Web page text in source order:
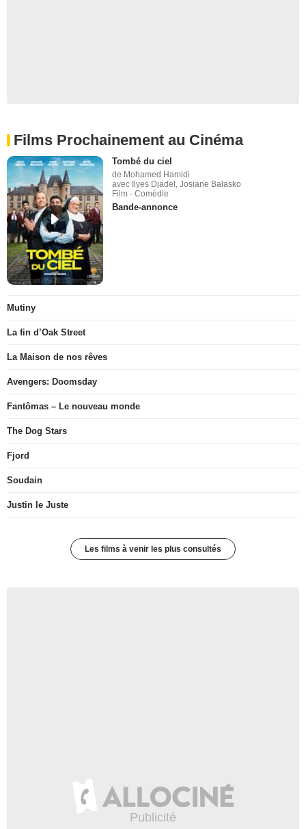
Films Prochainement au Cinéma
Tombé du ciel
de Mohamed Hamidi
avec Ilyes Djadel, Josiane Balasko
Film - Comédie
Bande-annonce
Mutiny
La fin d’Oak Street
La Maison de nos rêves
Avengers: Doomsday
Fantômas – Le nouveau monde
The Dog Stars
Fjord
Soudain
Justin le Juste
Les films à venir les plus consultés